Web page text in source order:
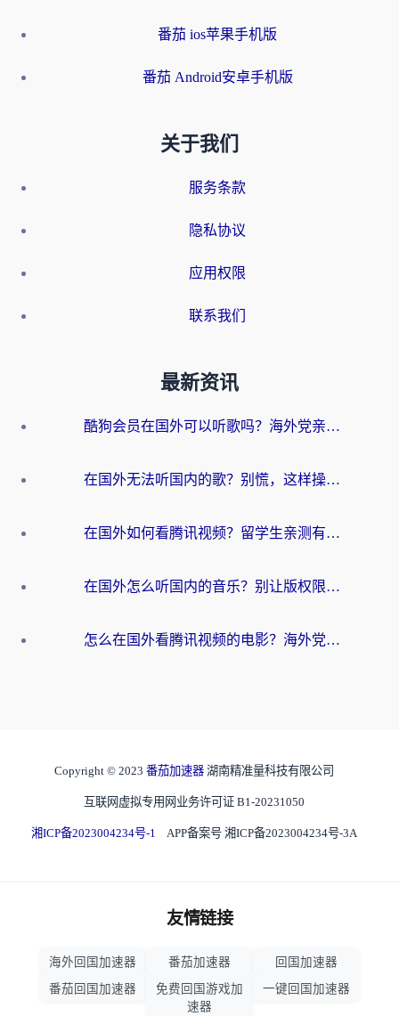
番茄 ios苹果手机版
番茄 Android安卓手机版
关于我们
服务条款
隐私协议
应用权限
联系我们
最新资讯
酷狗会员在国外可以听歌吗？海外党亲测有效：3步解决音乐权限难题
在国外无法听国内的歌？别慌，这样操作就能畅听QQ音乐（附亲测加速器推荐）
在国外如何看腾讯视频？留学生亲测有效的回国加速方案
在国外怎么听国内的音乐？别让版权限制断了你的华语歌单
怎么在国外看腾讯视频的电影？海外党亲测有效的回国加速指南
Copyright © 2023 番茄加速器 湖南精准量科技有限公司
互联网虚拟专用网业务许可证 B1-20231050
湘ICP备2023004234号-1 APP备案号 湘ICP备2023004234号-3A
友情链接
海外回国加速器 番茄加速器
回国加速器
番茄回国加速器
免费回国游戏加
速器
一键回国加速器